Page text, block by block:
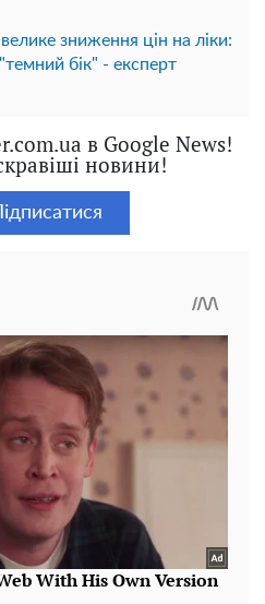
велике зниження цін на ліки:
бік" - експерт
в Google News!
новини!
Підписатися